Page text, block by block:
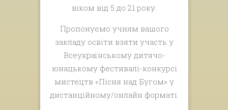
віком від 5 до 21 року.
Пропонуємо учням вашого
закладу освіти взяти участь у
Всеукраїнському дитячо-
юнацькому фестивалі-конкурсі
мистецтв «Пісня над Бугом» у
дистанційному/онлайн форматі.